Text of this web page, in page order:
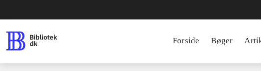
Forside Bøger